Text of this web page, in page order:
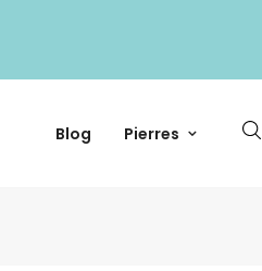
Blog Pierres